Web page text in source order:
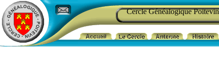
Cercle Généalogique Poitevin